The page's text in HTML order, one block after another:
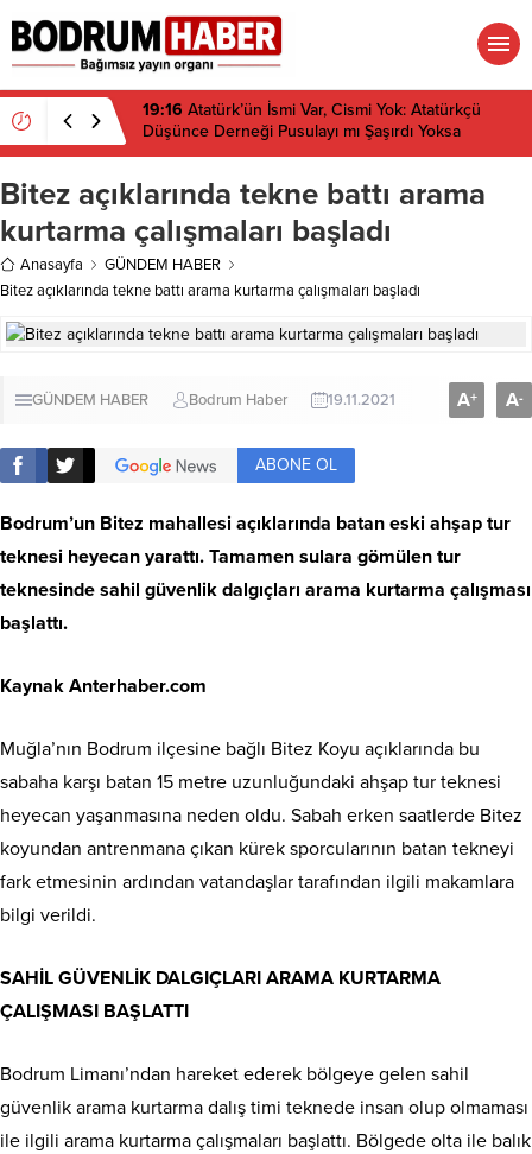
19:16 Atatürk’ün İsmi Var, Cismi Yok: Atatürkçü
Düşünce Derneği Pusulayı mı Şaşırdı Yoksa
Navigasyon mu Bozuldu?
Bitez açıklarında tekne battı arama
kurtarma çalışmaları başladı
Anasayfa
GÜNDEM HABER
Bitez açıklarında tekne battı arama kurtarma çalışmaları başladı
GÜNDEM HABER Bodrum Haber 19.11.2021 A+ A-
ABONE OL
Bodrum’un Bitez mahallesi açıklarında batan eski ahşap tur
teknesi heyecan yarattı. Tamamen sulara gömülen tur
teknesinde sahil güvenlik dalgıçları arama kurtarma çalışması
başlattı.
Kaynak Anterhaber.com
Muğla’nın Bodrum ilçesine bağlı Bitez Koyu açıklarında bu
sabaha karşı batan 15 metre uzunluğundaki ahşap tur teknesi
heyecan yaşanmasına neden oldu. Sabah erken saatlerde Bitez
koyundan antrenmana çıkan kürek sporcularının batan tekneyi
fark etmesinin ardından vatandaşlar tarafından ilgili makamlara
bilgi verildi.
SAHİL GÜVENLİK DALGIÇLARI ARAMA KURTARMA
ÇALIŞMASI BAŞLATTI
Bodrum Limanı’ndan hareket ederek bölgeye gelen sahil
güvenlik arama kurtarma dalış timi teknede insan olup olmaması
ile ilgili arama kurtarma çalışmaları başlattı. Bölgede olta ile balık